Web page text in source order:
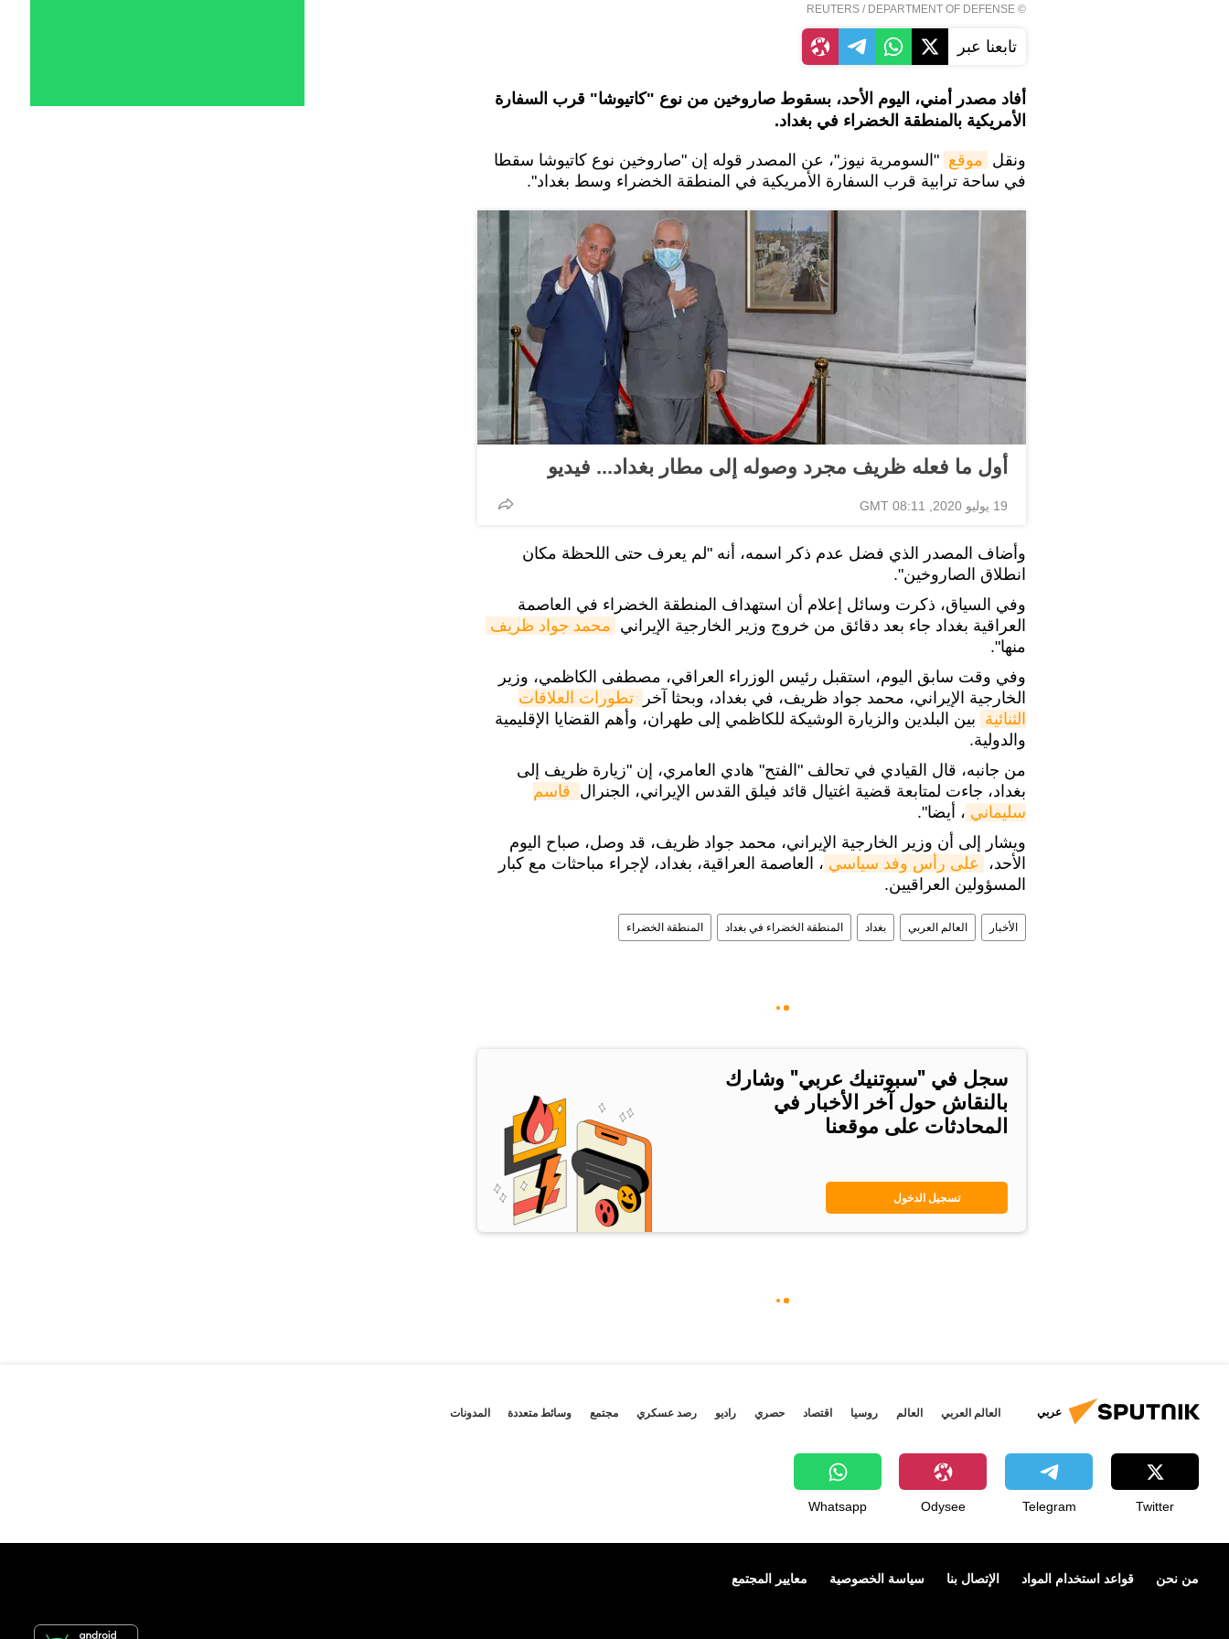
©
REUTERS / DEPARTMENT OF DEFENSE
تابعنا عبر
أفاد مصدر أمني، اليوم الأحد، بسقوط صاروخين من نوع "كاتيوشا" قرب السفارة
الأمريكية بالمنطقة الخضراء في بغداد.
ونقل موقع "السومرية نيوز"، عن المصدر قوله إن "صاروخين نوع كاتيوشا سقطا
في ساحة ترابية قرب السفارة الأمريكية في المنطقة الخضراء وسط بغداد".
أول ما فعله ظريف مجرد وصوله إلى مطار بغداد... فيديو
19 يوليو 2020, 08:11 GMT
وأضاف المصدر الذي فضل عدم ذكر اسمه، أنه "لم يعرف حتى اللحظة مكان
انطلاق الصاروخين".
وفي السياق، ذكرت وسائل إعلام أن استهداف المنطقة الخضراء في العاصمة
العراقية بغداد جاء بعد دقائق من خروج وزير الخارجية الإيراني محمد جواد ظريف
منها".
وفي وقت سابق اليوم، استقبل رئيس الوزراء العراقي، مصطفى الكاظمي، وزير
الخارجية الإيراني، محمد جواد ظريف، في بغداد، وبحثا آخر
الثنائية بين البلدين والزيارة الوشيكة للكاظمي إلى طهران، وأهم القضايا الإقليمية
والدولية.
من جانبه، قال القيادي في تحالف "الفتح" هادي العامري، إن "زيارة ظريف إلى
بغداد، جاءت لمتابعة قضية اغتيال قائد فيلق القدس الإيراني، الجنرال
سليماني ، أيضا".
ويشار إلى أن وزير الخارجية الإيراني، محمد جواد ظريف، قد وصل، صباح اليوم
الأحد،
على رأس وفد سياسي ، العاصمة العراقية، بغداد، لإجراء مباحثات مع كبار
المسؤولين العراقيين.
الأخبار العالم العربي بغداد المنطقة الخضراء في بغداد المنطقة الخضراء
سجل في "سبوتنيك عربي" وشارك
بالنقاش حول آخر الأخبار في
المحادثات على موقعنا
تسجيل الدخول
عربي العالم العربي العالم روسيا اقتصاد حصري راديو رصد عسكري مجتمع وسائط متعددة المدونات
Twitter
Telegram
Odysee
Whatsapp
من نحن قواعد استخدام المواد الإتصال بنا سياسة الخصوصية معايير المجتمع